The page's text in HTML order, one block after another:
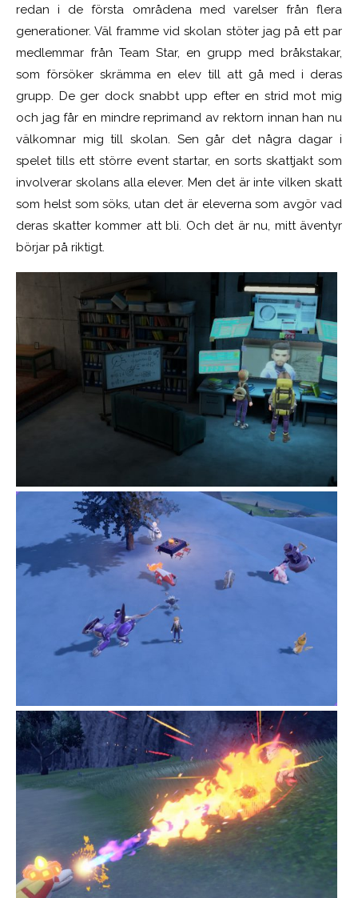
redan i de första områdena med varelser från flera
generationer.Väl framme vid skolan stöter jag på ett par
medlemmar från Team Star, en grupp med bråkstakar,
som försöker skrämma en elev till att gå med i deras
grupp. De ger dock snabbt upp efter en strid mot mig
och jag får en mindre reprimand av rektorn innan han nu
välkomnar mig till skolan. Sen går det några dagar i
spelet tills ett större event startar, en sorts skattjakt som
involverar skolans alla elever. Men det är inte vilken skatt
som helst som söks, utan det är eleverna som avgör vad
deras skatter kommer att bli. Och det är nu, mitt äventyr
börjar på riktigt.